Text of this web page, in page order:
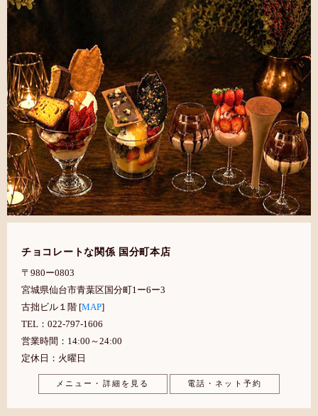
チョコレートな関係 国分町本店
〒980ー0803
宮城県仙台市青葉区国分町1ー6ー3
古拙ビル１階 [MAP]
TEL：022-797-1606
営業時間：14:00～24:00
定休日：火曜日
メニュー・詳細を見る 電話・ネット予約